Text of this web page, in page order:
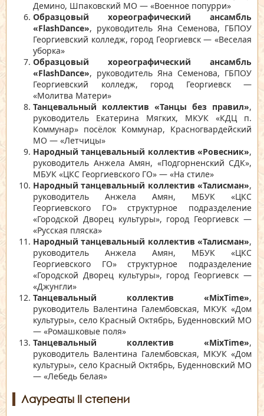
Демино, Шпаковский МО — «Военное попурри»
Образцовый хореографический ансамбль
«FlashDance», руководитель Яна Семенова, ГБПОУ
Георгиевский колледж, город Георгиевск — «Веселая
уборка»
Образцовый хореографический ансамбль
«FlashDance», руководитель Яна Семенова, ГБПОУ
Георгиевский колледж, город Георгиевск —
«Молитва Матери»
Танцевальный коллектив «Танцы без правил»,
руководитель Екатерина Мягких, МКУК «КДЦ п.
Коммунар» посёлок Коммунар, Красногвардейский
МО — «Летчицы»
Народный танцевальный коллектив «Ровесник»,
руководитель Анжела Амян, «Подгорненский СДК»,
МБУК «ЦКС Георгиевского ГО» — «На стиле»
Народный танцевальный коллектив «Талисман»,
руководитель Анжела Амян, МБУК «ЦКС
Георгиевского ГО» структурное подразделение
«Городской Дворец культуры», город Георгиевск —
«Русская пляска»
Народный танцевальный коллектив «Талисман»,
руководитель Анжела Амян, МБУК «ЦКС
Георгиевского ГО» структурное подразделение
«Городской Дворец культуры», город Георгиевск —
«Джунгли»
Танцевальный коллектив «MixTime»,
руководитель Валентина Галембовская, МКУК «Дом
культуры», село Красный Октябрь, Буденновский МО
— «Ромашковые поля»
Танцевальный коллектив «MixTime»,
руководитель Валентина Галембовская, МКУК «Дом
культуры», село Красный Октябрь, Буденновский МО
— «Лебедь белая»
Лауреаты II степени